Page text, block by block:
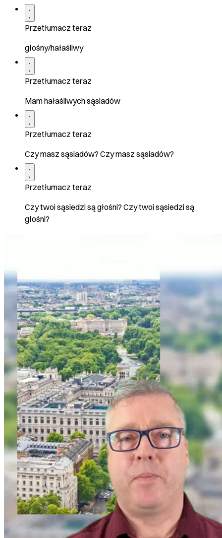
Przetłumacz teraz
głośny/hałaśliwy
Przetłumacz teraz
Mam hałaśliwych sąsiadów
Przetłumacz teraz
Czy masz sąsiadów? Czy masz sąsiadów?
Przetłumacz teraz
Czy twoi sąsiedzi są głośni? Czy twoi sąsiedzi są
głośni?